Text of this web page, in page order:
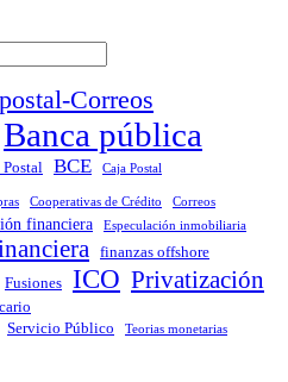
Correos
Banca pública
BCE Caja Postal
Cooperativas de Crédito Correos
financiera Especulación inmobiliaria
finanzas offshore
Fusiones ICO Privatización
Servicio Público
Teorias monetarias